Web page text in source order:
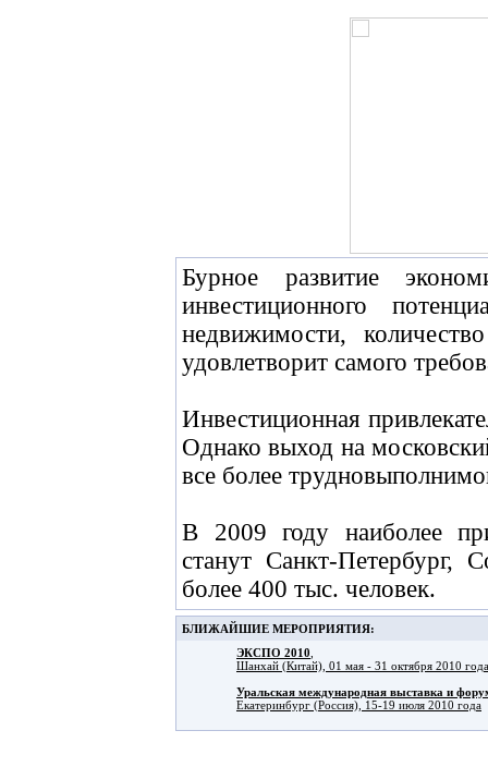
Бурное развитие
инвестиционного
недвижимости,
удовлетворит самого
Инвестиционная
Однако выход на
все более
В 2009 году наиболее
станут Санкт-Петербург,
более 400 тыс. человек.
БЛИЖАЙШИЕ МЕРОПРИЯТИЯ:
ЭКСПО 2010
Шанхай (Китай), 01 мая - 31 октября 2010 года
Уральская международная выставка и
Екатеринбург (Россия), 15-19 июля 2010 года